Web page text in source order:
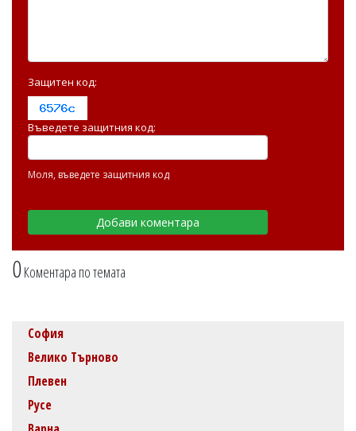
0Коментара по темата
Защитен код:
Въведете защитния код:
Моля, въведете защитния код
София
Велико Търново
Плевен
Русе